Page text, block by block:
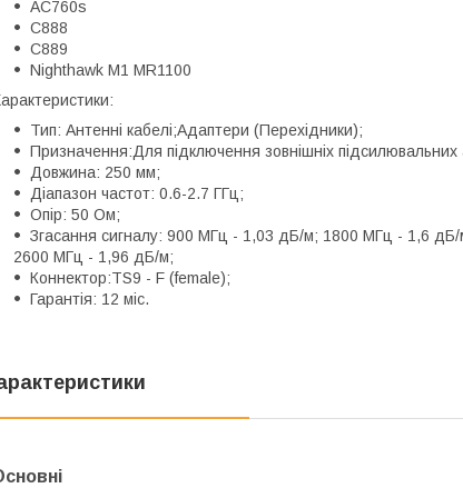
AC760s
C888
C889
Nighthawk M1 MR1100
Тип: Антенні кабелі;Адаптери (Перехідники);
Призначення:Для підключення зовнішніх підсилювальних
Довжина: 250 мм;
Діапазон частот: 0.6-2.7 ГГц;
Опір: 50 Ом;
Згасання сигналу: 900 МГц - 1,03 дБ/м; 1800 МГц - 1,6
2600 МГц - 1,96 дБ/м;
Коннектор:TS9 - F (female);
Гарантія: 12 міс.